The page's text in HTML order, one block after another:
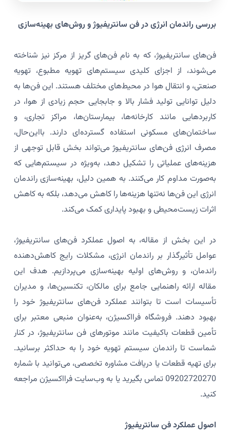
بررسی راندمان انرژی در فن سانتریفیوژ و روش‌های بهینه‌سازی
فن‌های سانتریفیوژ، که به نام فن‌های گریز از مرکز نیز شناخته
می‌شوند، از اجزای کلیدی سیستم‌های تهویه مطبوع، تهویه
صنعتی، و انتقال هوا در محیط‌های مختلف هستند. این فن‌ها به
دلیل توانایی تولید فشار بالا و جابجایی حجم زیادی از هوا، در
کاربردهایی مانند کارخانه‌ها، بیمارستان‌ها، مراکز تجاری، و
ساختمان‌های مسکونی استفاده گسترده‌ای دارند. بااین‌حال،
مصرف انرژی فن‌های سانتریفیوژ می‌تواند بخش قابل توجهی از
هزینه‌های عملیاتی را تشکیل دهد، به‌ویژه در سیستم‌هایی که
به‌صورت مداوم کار می‌کنند. به همین دلیل، بهینه‌سازی راندمان
انرژی این فن‌ها نه‌تنها هزینه‌ها را کاهش می‌دهد، بلکه به کاهش
اثرات زیست‌محیطی و بهبود پایداری کمک می‌کند.
در این بخش از مقاله، به اصول عملکرد فن‌های سانتریفیوژ،
عوامل تأثیرگذار بر راندمان انرژی، مشکلات رایج کاهش‌دهنده
راندمان، و روش‌های اولیه بهینه‌سازی می‌پردازیم. هدف این
مقاله ارائه راهنمایی جامع برای مالکان، تکنسین‌ها، و مدیران
تأسیسات است تا بتوانند عملکرد فن‌های سانتریفیوژ خود را
بهبود دهند. فروشگاه فرااکسیژن، به‌عنوان منبعی معتبر برای
تأمین قطعات باکیفیت مانند موتورهای فن سانتریفیوژ، در کنار
شماست تا راندمان سیستم تهویه خود را به حداکثر برسانید.
برای تهیه قطعات یا دریافت مشاوره تخصصی، می‌توانید با شماره
09202720270 تماس بگیرید یا به وب‌سایت فرااکسیژن مراجعه
کنید.
اصول عملکرد فن سانتریفیوژ